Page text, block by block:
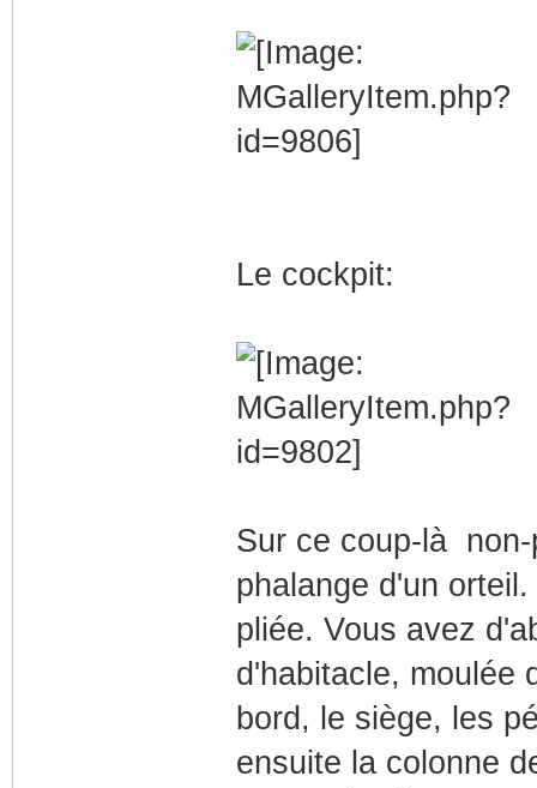
Le cockpit:
Sur ce coup-là
phalange d'un
pliée. Vous avez
d'habitacle, moulée
bord, le siège, les
ensuite la colonne